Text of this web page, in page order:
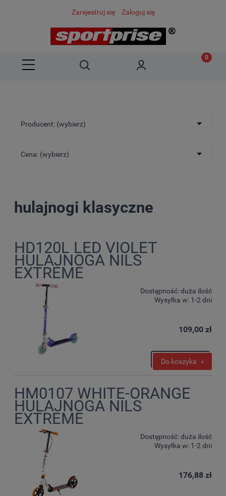
Zarejestruj się Zaloguj się
Producent: (wybierz)
Cena: (wybierz)
hulajnogi klasyczne
HD120L LED VIOLET
HULAJNOGA NILS
EXTREME
Dostępność:duża ilość
Wysyłka w: 1-2 dni
109,00 zł
Do koszyka
HM0107 WHITE-ORANGE
HULAJNOGA NILS
EXTREME
Dostępność:duża ilość
Wysyłka w: 1-2 dni
176,88 zł